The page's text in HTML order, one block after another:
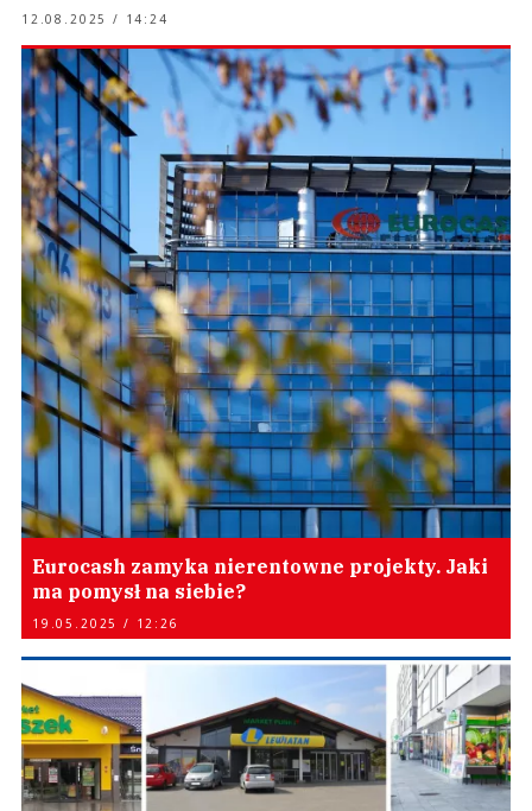
12.08.2025 / 14:24
Eurocash zamyka nierentowne projekty. Jaki
ma pomysł na siebie?
19.05.2025 / 12:26